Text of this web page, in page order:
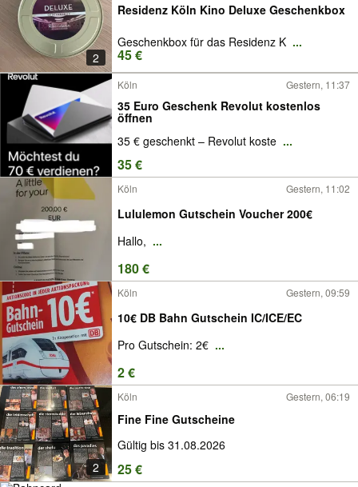
2
Residenz Köln Kino Deluxe Geschenkbox
Geschenkbox für das Residenz K ...
45 €
Köln Gestern, 11:37
35 Euro Geschenk Revolut kostenlos
öffnen
35 € geschenkt – Revolut koste ...
35 €
Köln Gestern, 11:02
Lululemon Gutschein Voucher 200€
Hallo, ...
180 €
Köln Gestern, 09:59
10€ DB Bahn Gutschein IC/ICE/EC
Pro Gutschein: 2€ ...
2 €
2
Köln Gestern, 06:19
Fine Fine Gutscheine
Gültig bis 31.08.2026
25 €